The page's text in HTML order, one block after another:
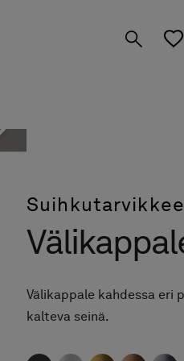
Välikappale kahdessa eri
kalteva seinä.